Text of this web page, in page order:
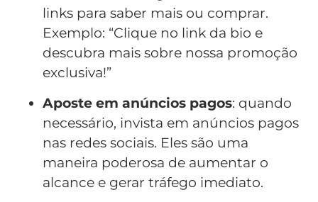
links para saber mais ou comprar.
Exemplo: “Clique no link da bio e
descubra mais sobre nossa promoção
exclusiva!”
Aposte em anúncios pagos: quando
necessário, invista em anúncios pagos
nas redes sociais. Eles são uma
maneira poderosa de aumentar o
alcance e gerar tráfego imediato.